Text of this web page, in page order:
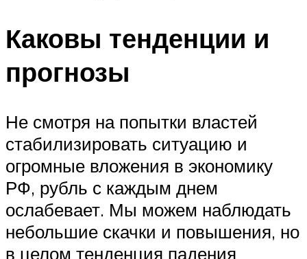
Каковы тенденции и
прогнозы
Не смотря на попытки властей
стабилизировать ситуацию и
огромные вложения в экономику
РФ, рубль с каждым днем
ослабевает. Мы можем наблюдать
небольшие скачки и повышения, но
в целом тенденция падения